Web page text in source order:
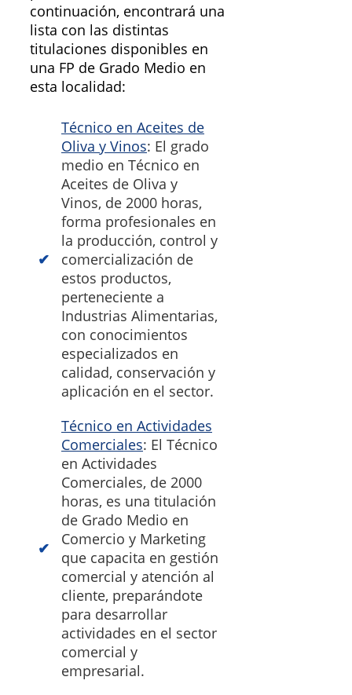
continuación, encontrará una
lista con las distintas
titulaciones disponibles en
una FP de Grado Medio en
esta localidad:
Técnico en Aceites de
Oliva y Vinos: El grado
medio en Técnico en
Aceites de Oliva y
Vinos, de 2000 horas,
forma profesionales en
la producción, control y
comercialización de
estos productos,
perteneciente a
Industrias Alimentarias,
con conocimientos
especializados en
calidad, conservación y
aplicación en el sector.
Técnico en Actividades
Comerciales: El Técnico
en Actividades
Comerciales, de 2000
horas, es una titulación
de Grado Medio en
Comercio y Marketing
que capacita en gestión
comercial y atención al
cliente, preparándote
para desarrollar
actividades en el sector
comercial y
empresarial.